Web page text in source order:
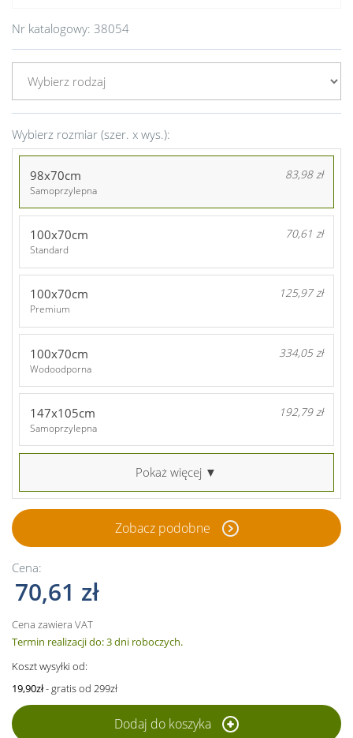
Nr katalogowy: 38054
Wybierz rozmiar (szer. x wys.):
98x70cm 83,98 zł
Samoprzylepna
100x70cm 70,61 zł
Standard
100x70cm 125,97 zł
Premium
100x70cm 334,05 zł
Wodoodporna
147x105cm 192,79 zł
Samoprzylepna
Pokaż więcej ▼
Zobacz podobne
Cena:
70,61 zł
Cena zawiera VAT
Termin realizacji do: 3 dni roboczych.
Koszt wysyłki od:
19,90zł- gratis od 299zł
Dodaj do koszyka